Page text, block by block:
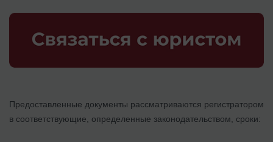
Предоставленные документы рассматриваются регистратором
в соответствующие, определенные законодательством, сроки: